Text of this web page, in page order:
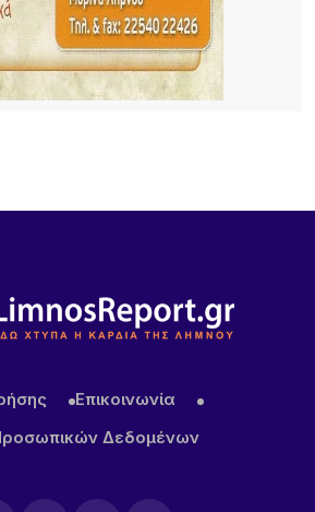
του οικοπέδου της
Λήμνου.
με λευκό κρασί: από την
Επικοινωνία
Δεδομένων